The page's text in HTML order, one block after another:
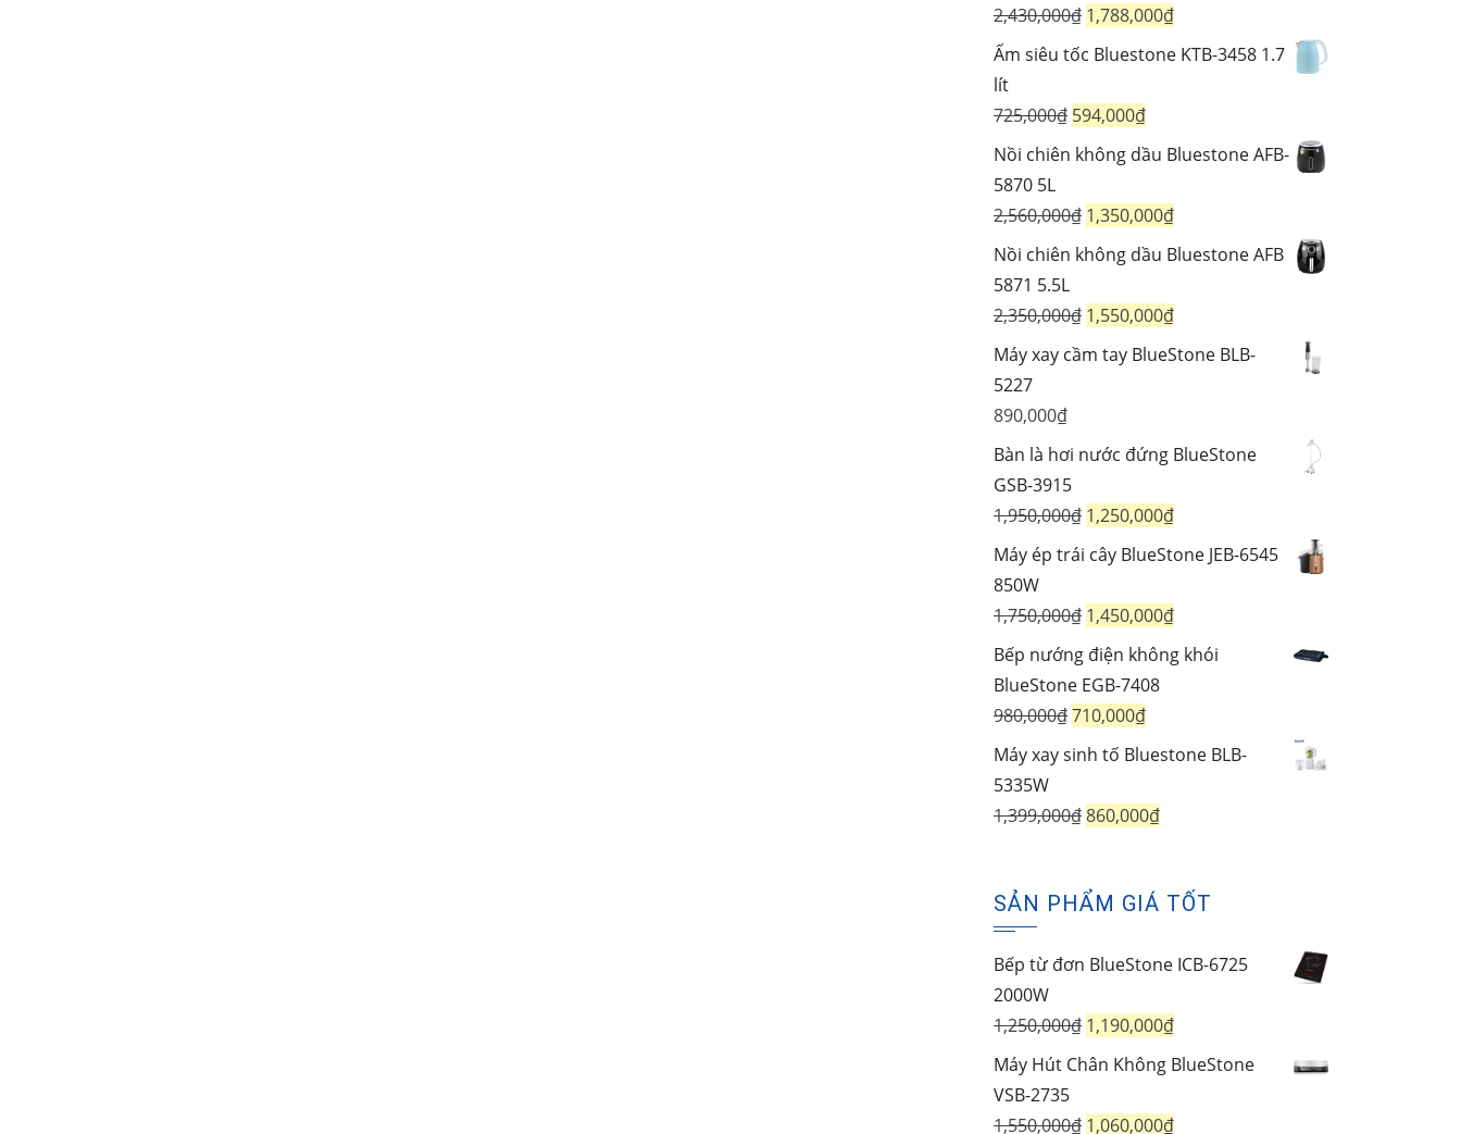
2,430,000₫ Giá
gốc
2,430,000₫.
1,788,000₫Giá
hiện
Ấm siêu tốc Bluestone KTB-3458 1.7
lít
725,000₫ Giá
gốc
725,000₫.
594,000₫Giá
hiện
là:
Nồi chiên không dầu Bluestone AFB-
5870 5L
2,560,000₫ Giá
gốc
2,560,000₫.
1,350,000₫Giá
hiện
là:
Nồi chiên không dầu Bluestone AFB
5871 5.5L
2,350,000₫ Giá
gốc
1,550,000₫Giá
hiện
Máy xay cầm tay BlueStone BLB-
5227
890,000₫
Bàn là hơi nước đứng BlueStone
GSB-3915
1,950,000₫ Giá
gốc
1,950,000₫.
1,250,000₫Giá
là:
Máy ép trái cây BlueStone JEB-6545
850W
1,750,000₫ Giá
gốc
là:
1,750,000₫.
1,450,000₫Giá
hiện
Bếp nướng điện không khói
BlueStone EGB-7408
980,000₫Giá
gốc
980,000₫.
710,000₫Giá
hiện
là:
Máy xay sinh tố Bluestone BLB-
5335W
1,399,000₫Giá
1,399,000₫.
860,000₫Giá
là:
SẢN PHẨM GIÁ TỐT
Bếp từ đơn BlueStone ICB-6725
2000W
1,250,000₫ Giá
gốc
1,250,000₫.
1,190,000₫Giá
hiện
là:
Máy Hút Chân Không BlueStone
VSB-2735
1,550,000₫ Giá
1,060,000₫Giá